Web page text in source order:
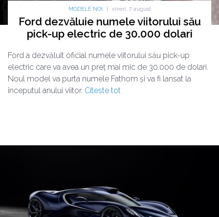
MODELE NOI vineri, 7 august
Ford dezvăluie numele viitorului său
pick-up electric de 30.000 dolari
Ford a dezvăluit oficial numele viitorului său pick-up
electric care va avea un preț mai mic de 30.000 de dolari.
Noul model va purta numele Fathom și va fi lansat la
începutul anului viitor. Citeste tot